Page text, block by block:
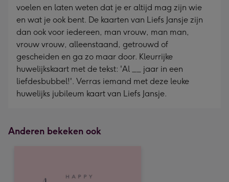
voelen en laten weten dat je er altijd mag zijn wie
en wat je ook bent. De kaarten van Liefs Jansje zijn
dan ook voor iedereen, man vrouw, man man,
vrouw vrouw, alleenstaand, getrouwd of
gescheiden en ga zo maar door. Kleurrijke
huwelijkskaart met de tekst: 'Al __ jaar in een
liefdesbubbel!'. Verras iemand met deze leuke
huwelijks jubileum kaart van Liefs Jansje.
Anderen bekeken ook